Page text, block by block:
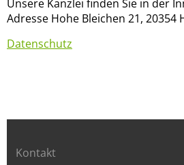
Unsere Kanzlei finden Sie in der
Adresse Hohe Bleichen 21, 20354
Datenschutz
Kontakt